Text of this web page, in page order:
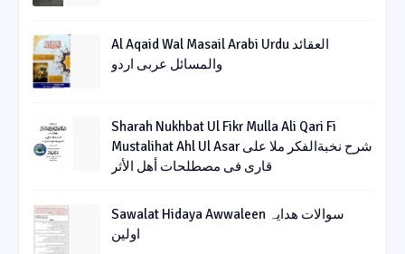
Al Aqaid Wal Masail Arabi Urdu العقائد
والمسائل عربی اردو
Sharah Nukhbat Ul Fikr Mulla Ali Qari Fi
Mustalihat Ahl Ul Asar شرح نخبةالفکر ملا علی
قاری فی مصطلحات أھل الأثر
Sawalat Hidaya Awwaleen سوالات ھدایہ
اولین